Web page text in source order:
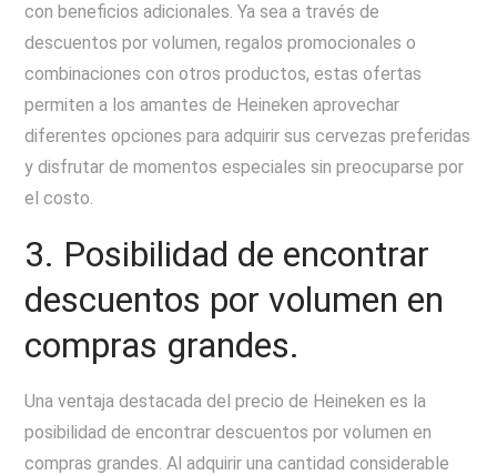
con beneficios adicionales. Ya sea a través de
descuentos por volumen, regalos promocionales o
combinaciones con otros productos, estas ofertas
permiten a los amantes de Heineken aprovechar
diferentes opciones para adquirir sus cervezas preferidas
y disfrutar de momentos especiales sin preocuparse por
el costo.
3. Posibilidad de encontrar
descuentos por volumen en
compras grandes.
Una ventaja destacada del precio de Heineken es la
posibilidad de encontrar descuentos por volumen en
compras grandes. Al adquirir una cantidad considerable